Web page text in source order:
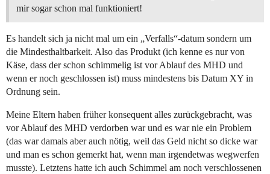
mir sogar schon mal funktioniert!
Es handelt sich ja nicht mal um ein „Verfalls“-datum sondern um
die Mindesthaltbarkeit. Also das Produkt (ich kenne es nur von
Käse, dass der schon schimmelig ist vor Ablauf des MHD und
wenn er noch geschlossen ist) muss mindestens bis Datum XY in
Ordnung sein.
Meine Eltern haben früher konsequent alles zurückgebracht, was
vor Ablauf des MHD verdorben war und es war nie ein Problem
(das war damals aber auch nötig, weil das Geld nicht so dicke war
und man es schon gemerkt hat, wenn man irgendetwas wegwerfen
musste). Letztens hatte ich auch Schimmel am noch verschlossenen